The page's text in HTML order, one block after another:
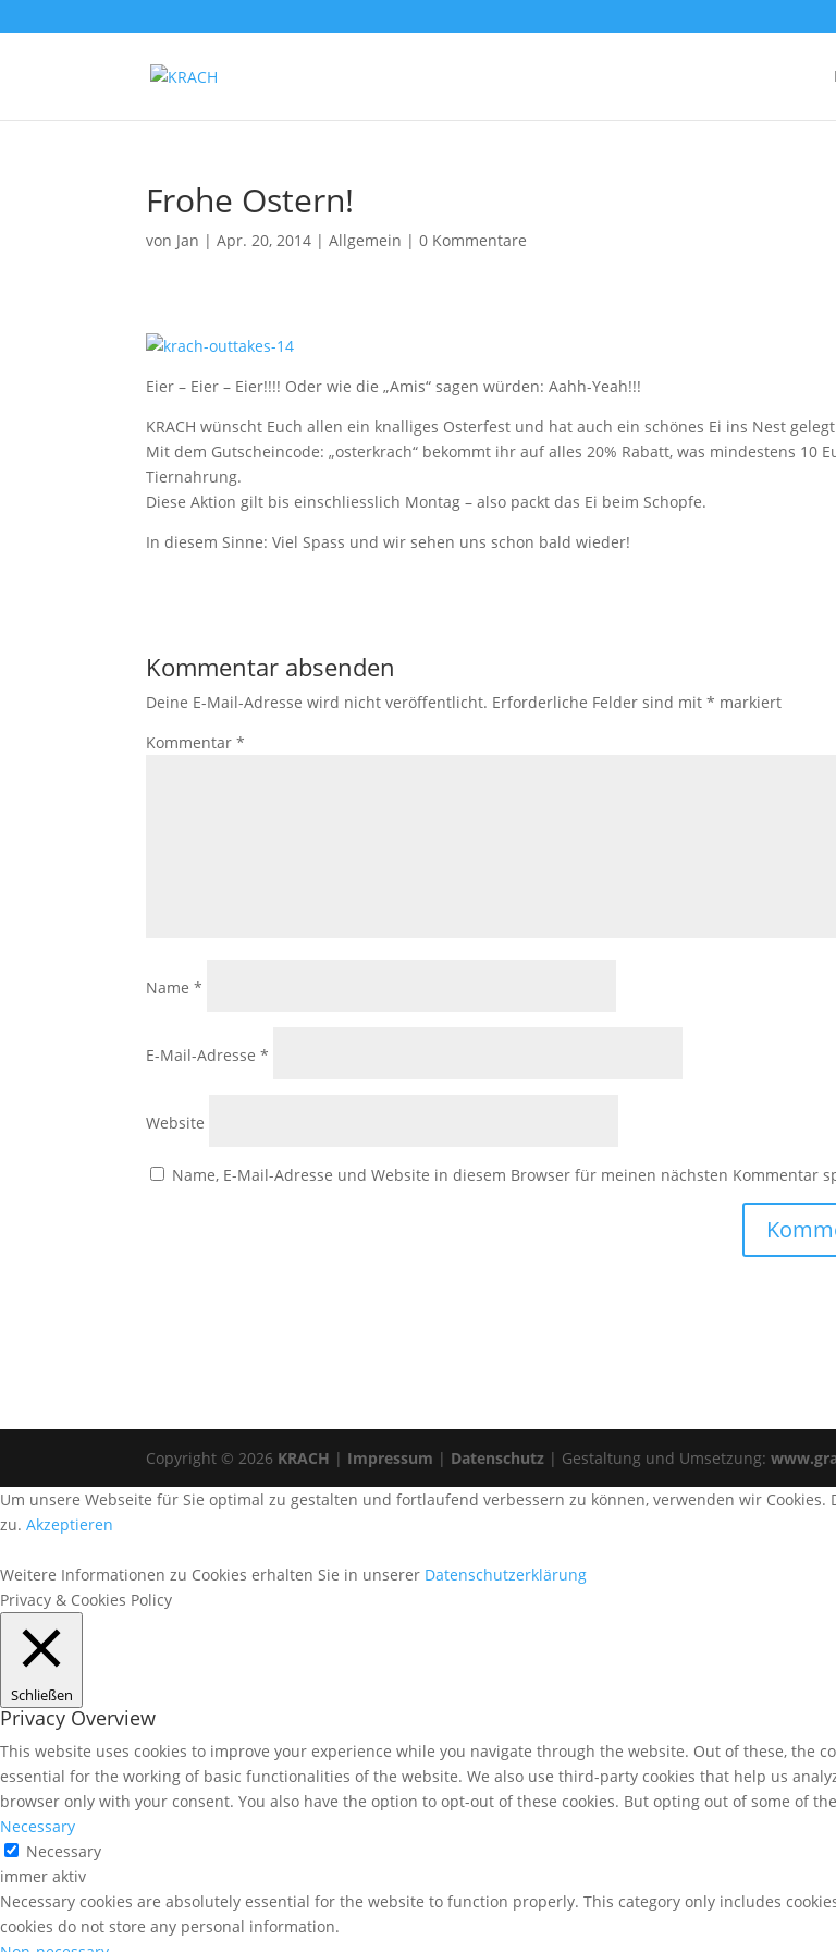
Frohe Ostern!
von Jan |Apr. 20, 2014 |Allgemein |0 Kommentare
Eier – Eier – Eier!!!! Oder wie die „Amis“ sagen würden: Aahh-Yeah!!!
KRACH wünscht Euch allen ein knalliges Osterfest und hat auch ein schönes Ei ins Nest
Mit dem Gutscheincode: „osterkrach“ bekommt ihr auf alles 20% Rabatt, was mindestens 10
Tiernahrung.
Diese Aktion gilt bis einschliesslich Montag – also packt das Ei beim Schopfe.
In diesem Sinne: Viel Spass und wir sehen uns schon bald wieder!
Kommentar absenden
Deine E-Mail-Adresse wird nicht veröffentlicht. Erforderliche Felder sind mit* markiert
Kommentar*
Name*
E-Mail-Adresse*
Website
Name, E-Mail-Adresse und Website in diesem Browser für meinen nächsten Kommentar
Copyright © 2026 KRACH | Impressum | Datenschutz | Gestaltung und Umsetzung:
Um unsere Webseite für Sie optimal zu gestalten und fortlaufend verbessern zu können, verwenden wir
zu. Akzeptieren
Weitere Informationen zu Cookies erhalten Sie in unserer Datenschutzerklärung
Privacy & Cookies Policy
Schließen
Privacy Overview
This website uses cookies to improve your experience while you navigate through the website. Out of these, the
essential for the working of basic functionalities of the website. We also use third-party cookies that help us
browser only with your consent. You also have the option to opt-out of these cookies. But opting out of some of
Necessary
Necessary
immer aktiv
Necessary cookies are absolutely essential for the website to function properly. This category only includes
cookies do not store any personal information.